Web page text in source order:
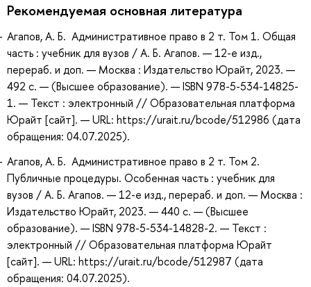
Рекомендуемая основная литература
Агапов, А. Б. Административное право в 2 т. Том 1. Общая
часть : учебник для вузов / А. Б. Агапов. — 12-е изд.,
перераб. и доп. — Москва : Издательство Юрайт, 2023. —
492 с. — (Высшее образование). — ISBN 978-5-534-14825-
1. — Текст : электронный // Образовательная платформа
Юрайт [сайт]. — URL: https://urait.ru/bcode/512986 (дата
обращения: 04.07.2025).
Агапов, А. Б. Административное право в 2 т. Том 2.
Публичные процедуры. Особенная часть : учебник для
вузов / А. Б. Агапов. — 12-е изд., перераб. и доп. — Москва :
Издательство Юрайт, 2023. — 440 с. — (Высшее
образование). — ISBN 978-5-534-14828-2. — Текст :
электронный // Образовательная платформа Юрайт
[сайт]. — URL: https://urait.ru/bcode/512987 (дата
обращения: 04.07.2025).